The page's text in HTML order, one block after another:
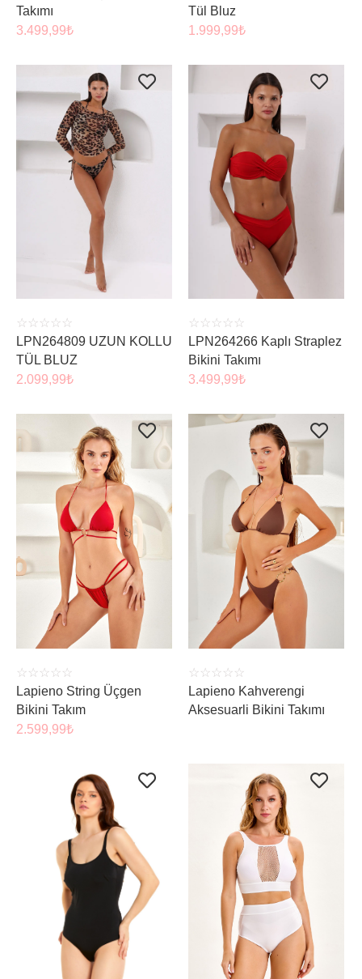
Takımı
3.499,99₺
Tül Bluz
1.999,99₺
ÜRÜNÜ İNCELE
☆ ☆ ☆ ☆ ☆
LPN264809 UZUN KOLLU
TÜL BLUZ
2.099,99₺
ÜRÜNÜ İNCELE
☆ ☆ ☆ ☆ ☆
LPN264266 Kaplı Straplez
Bikini Takımı
3.499,99₺
ÜRÜNÜ İNCELE
☆ ☆ ☆ ☆ ☆
Lapieno String Üçgen
Bikini Takım
2.599,99₺
ÜRÜNÜ İNCELE
☆ ☆ ☆ ☆ ☆
Lapieno Kahverengi
Aksesuarli Bikini Takımı
ÜRÜNÜ İNCELE ÜRÜNÜ İNCELE